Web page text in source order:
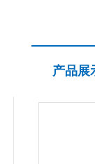
产品展